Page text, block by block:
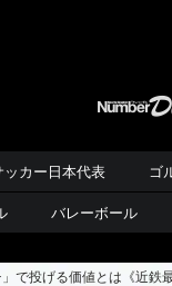
ッカー日本代表 ゴ
バレーボール
投げる価値とは《近鉄